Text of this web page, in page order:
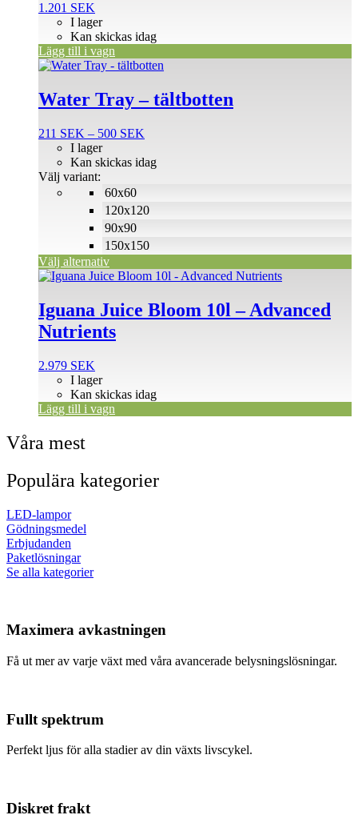
1.201 SEK
I lager
Kan skickas idag
Lägg till i vagn
Water Tray – tältbotten
211 SEK – 500 SEK
till
60x60
120x120
90x90
150x150
I lager
Kan skickas idag
Välj variant:
Välj alternativ
Den
produkten
har
varianter.
olika
alternativen
Iguana Juice Bloom 10l – Advanced
Nutrients
2.979 SEK
I lager
Kan skickas idag
Lägg till i vagn
Våra mest
Populära kategorier
LED-lampor
Gödningsmedel
Erbjudanden
Paketlösningar
Se alla kategorier
Maximera avkastningen
Få ut mer av varje växt med våra avancerade belysningslösningar.
Fullt spektrum
Perfekt ljus för alla stadier av din växts livscykel.
Diskret frakt